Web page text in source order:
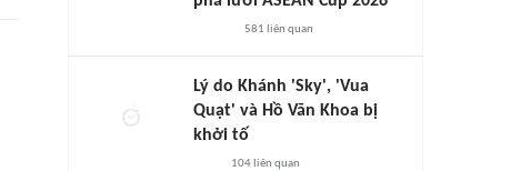
581 liên quan
Lý do Khánh 'Sky', 'Vua
Quạt' và Hồ Văn Khoa bị
khởi tố
104liên quan